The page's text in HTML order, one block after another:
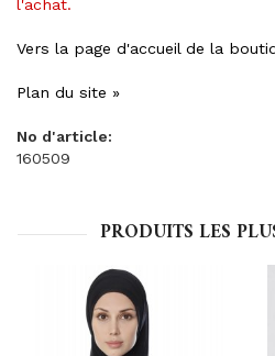
l'achat.
Vers la page d'accueil de la
Plan du site »
No d'article:
160509
PRODUITS LES